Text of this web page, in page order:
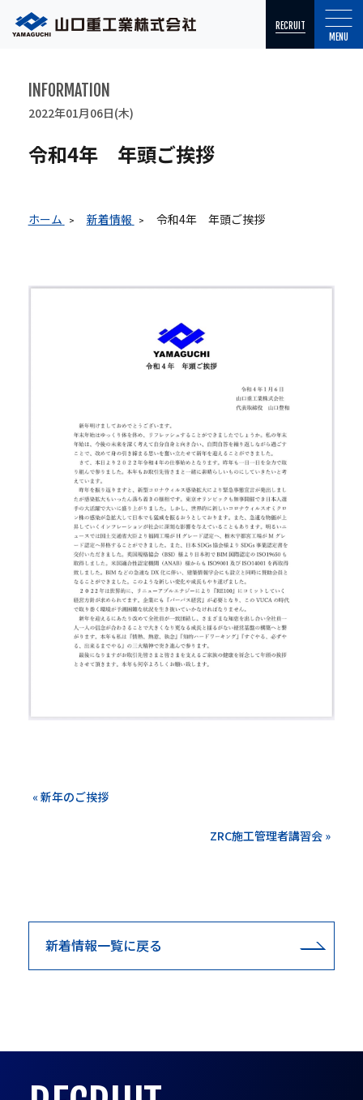
RECRUIT
MENU
INFORMATION
2022年01月06日(木)
令和4年 年頭ご挨拶
ホーム 新着情報 令和4年 年頭ご挨拶
« 新年のご挨拶
ZRC施工管理者講習会 »
新着情報一覧に戻る